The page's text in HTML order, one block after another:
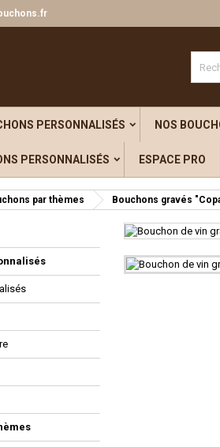
Vous
PERSONNALISÉS NOS
PERSONNALISÉS ESPACE PRO
par thèmes Bouchons gravés